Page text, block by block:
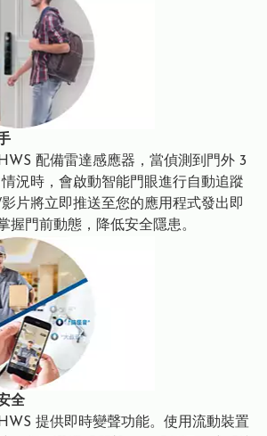
配備雷達感應器，當偵測到門外 3
況時，會啟動智能門眼進行自動追蹤
片將立即推送至您的應用程式發出即
握門前動態，降低安全隱患。
全
提供即時變聲功能。使用流動裝置